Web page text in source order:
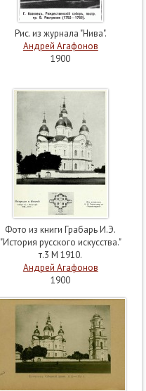
Рис. из журнала "Нива".
Андрей Агафонов
1900
Фото из книги Грабарь И.Э.
"История русского искусства."
т.3 М 1910.
Андрей Агафонов
1900